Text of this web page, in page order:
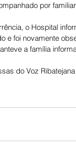
por
o Hospital
e foi novamente
a família
do Voz